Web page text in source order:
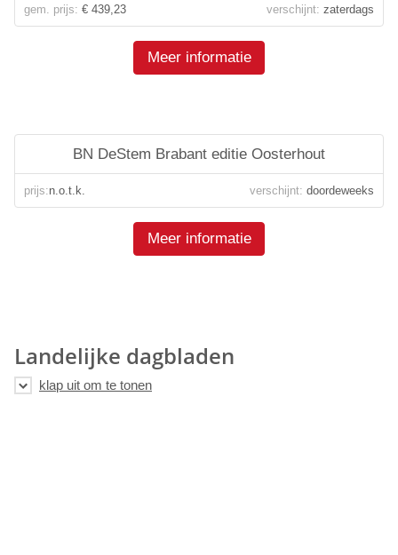
gem. prijs: € 439,23 verschijnt: zaterdags
Meer informatie
BN DeStem Brabant editie Oosterhout
prijs:n.o.t.k. verschijnt: doordeweeks
Meer informatie
Landelijke dagbladen